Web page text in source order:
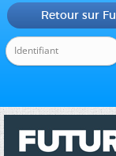
Retour sur